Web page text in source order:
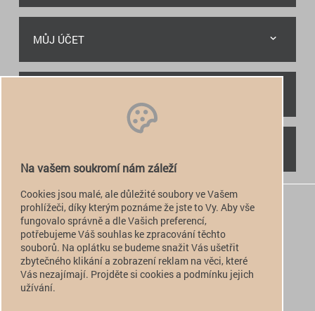
MŮJ ÚČET
 +420 774 949 776
 info@alfatactical.cz
verze pro PC
Na vašem soukromí nám záleží
Cookies jsou malé, ale důležité soubory ve Vašem
prohlížeči, díky kterým poznáme že jste to Vy. Aby vše
fungovalo správně a dle Vašich preferencí,
potřebujeme Váš souhlas ke zpracování těchto
souborů. Na oplátku se budeme snažit Vás ušetřit
zbytečného klikání a zobrazení reklam na věci, které
Vás nezajímají. Projděte si cookies a podmínku jejich
užívání.